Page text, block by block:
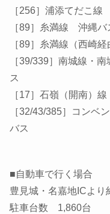
［256］浦添てだこ
［89］糸満線 沖縄バ
［89］糸満線（西崎
［39/339］南城線・
ス
［17］石嶺（開南）
［32/43/385］コンベ
バス
■自動車で行く場合
豊見城・名嘉地ICより
駐車台数 1,860台